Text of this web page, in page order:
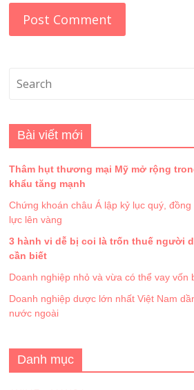
Bài viết mới
Thâm hụt thương mại Mỹ mở rộng
khẩu tăng mạnh
Chứng khoán châu Á lập kỷ lục quý,
lực lên vàng
3 hành vi dễ bị coi là trốn thuế người
cần biết
Doanh nghiệp nhỏ và vừa có thể vay vốn
Doanh nghiệp dược lớn nhất Việt Nam
nước ngoài
Danh mục